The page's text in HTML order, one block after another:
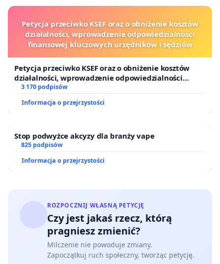
Petycja przeciwko KSEF oraz o obniżenie kosztów
działalności, wprowadzenie odpowiedzialności
finansowej kluczowych urzędników i sędziów
Petycja przeciwko KSEF oraz o obniżenie kosztów
działalności, wprowadzenie odpowiedzialności
finansowej kluczowych urzędników i sędziów
3 170 podpisów
Informacja o przejrzystości
Stop podwyżce akcyzy dla branży vape
825 podpisów
Informacja o przejrzystości
ROZPOCZNIJ WŁASNĄ PETYCJĘ
Czy jest jakaś rzecz, którą
pragniesz zmienić?
Milczenie nie powoduje zmiany.
Zapoczątkuj ruch społeczny, tworząc petycję.